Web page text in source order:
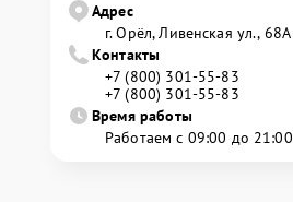
Адрес
г. Орёл, Ливенская ул., 68А
Контакты
+7 (800) 301-55-83
+7 (800) 301-55-83
Время работы
Работаем с 09:00 до 21:00